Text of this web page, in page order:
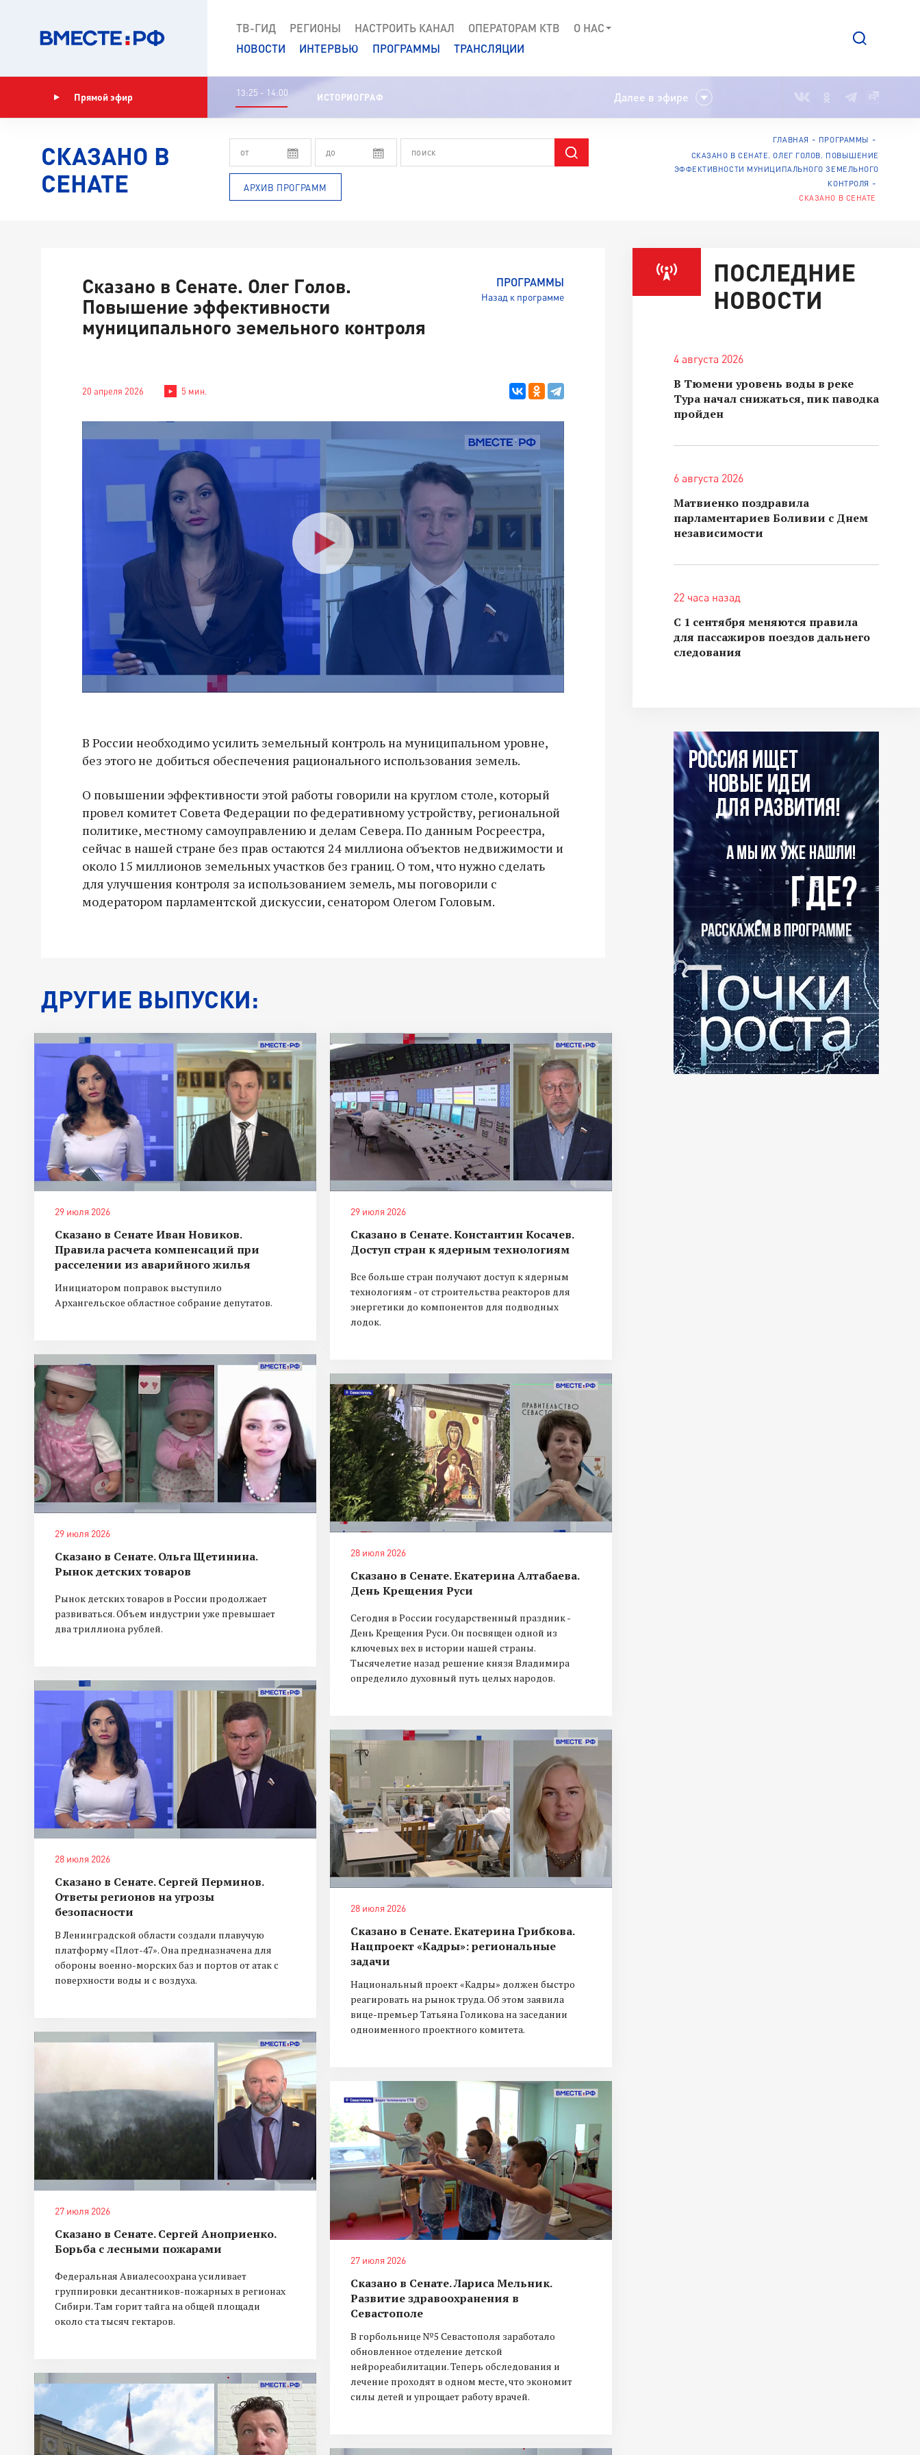
ТВ-ГИД РЕГИОНЫ НАСТРОИТЬ КАНАЛ ОПЕРАТОРАМ КТВ
О НАС
НОВОСТИ
ИНТЕРВЬЮ ПРОГРАММЫ ТРАНСЛЯЦИИ
Прямой эфир 13:25 - 14:00 ИСТОРИОГРАФ Далее в эфире
СКАЗАНО В
СЕНАТЕ
АРХИВ ПРОГРАММ
ГЛАВНАЯ
ПРОГРАММЫ
СКАЗАНО В СЕНАТЕ. ОЛЕГ ГОЛОВ. ПОВЫШЕНИЕ
ЭФФЕКТИВНОСТИ МУНИЦИПАЛЬНОГО ЗЕМЕЛЬНОГО
КОНТРОЛЯ
СКАЗАНО В СЕНАТЕ
ПРОГРАММЫ
Назад к программе
Сказано в Сенате. Олег Голов.
Повышение эффективности
муниципального земельного контроля
20 апреля 2026 5 мин.
В России необходимо усилить земельный контроль на муниципальном уровне,
без этого не добиться обеспечения рационального использования земель.
О повышении эффективности этой работы говорили на круглом столе, который
провел комитет Совета Федерации по федеративному устройству, региональной
политике, местному самоуправлению и делам Севера. По данным Росреестра,
сейчас в нашей стране без прав остаются 24 миллиона объектов недвижимости и
около 15 миллионов земельных участков без границ. О том, что нужно сделать
для улучшения контроля за использованием земель, мы поговорили с
модератором парламентской дискуссии, сенатором Олегом Головым.
ДРУГИЕ ВЫПУСКИ:
29 июля 2026
Сказано в Сенате Иван Новиков.
Правила расчета компенсаций при
расселении из аварийного жилья
Инициатором поправок выступило
Архангельское областное собрание депутатов.
29 июля 2026
Сказано в Сенате. Ольга Щетинина.
Рынок детских товаров
Рынок детских товаров в России продолжает
развиваться. Объем индустрии уже превышает
два триллиона рублей.
28 июля 2026
Сказано в Сенате. Сергей Перминов.
Ответы регионов на угрозы
безопасности
В Ленинградской области создали плавучую
платформу «Плот-47». Она предназначена для
обороны военно-морских баз и портов от атак с
поверхности воды и с воздуха.
27 июля 2026
Сказано в Сенате. Сергей Аноприенко.
Борьба с лесными пожарами
Федеральная Авиалесоохрана усиливает
группировки десантников-пожарных в регионах
Сибири. Там горит тайга на общей площади
около ста тысяч гектаров.
29 июля 2026
Сказано в Сенате. Константин Косачев.
Доступ стран к ядерным технологиям
Все больше стран получают доступ к ядерным
технологиям - от строительства реакторов для
энергетики до компонентов для подводных
лодок.
28 июля 2026
Сказано в Сенате. Екатерина Алтабаева.
День Крещения Руси
Сегодня в России государственный праздник -
День Крещения Руси. Он посвящен одной из
ключевых вех в истории нашей страны.
Тысячелетие назад решение князя Владимира
определило духовный путь целых народов.
28 июля 2026
Сказано в Сенате. Екатерина Грибкова.
Нацпроект «Кадры»: региональные
задачи
Национальный проект «Кадры» должен быстро
реагировать на рынок труда. Об этом заявила
вице-премьер Татьяна Голикова на заседании
одноименного проектного комитета.
27 июля 2026
Сказано в Сенате. Лариса Мельник.
Развитие здравоохранения в
Севастополе
В горбольнице №5 Севастополя заработало
обновленное отделение детской
нейрореабилитации. Теперь обследования и
лечение проходят в одном месте, что экономит
силы детей и упрощает работу врачей.
ПОСЛЕДНИЕ
НОВОСТИ
4 августа 2026
В Тюмени уровень воды в реке
Тура начал снижаться, пик паводка
пройден
6 августа 2026
Матвиенко поздравила
парламентариев Боливии с Днем
независимости
22 часа назад
С 1 сентября меняются правила
для пассажиров поездов дальнего
следования